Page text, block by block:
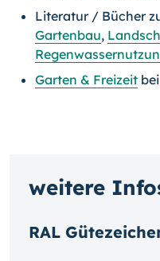
Literatur / Bücher
Gartenbau,
Garten & Freizeit bei
weitere
RAL